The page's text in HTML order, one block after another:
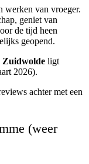
werken van vroeger.
geniet van
de tijd heen
geopend.
Zuidwolde ligt
2026).
achter met een
(weer